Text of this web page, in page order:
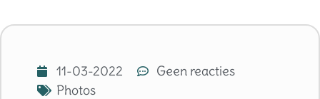
11-03-2022
Geen reacties
Photos